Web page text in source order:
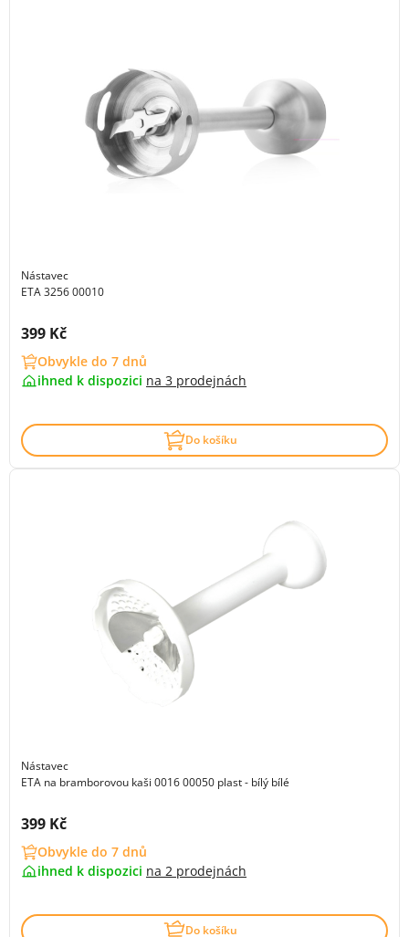
Nástavec
ETA 3256 00010
Cena s DPH:
399 Kč
Obvykle do 7 dnů
ihned k dispozici na 3 prodejnách
Do košíku
Nástavec
ETA na bramborovou kaši 0016 00050 plast - bílý bílé
Cena s DPH:
399 Kč
Obvykle do 7 dnů
ihned k dispozici na 2 prodejnách
Do košíku